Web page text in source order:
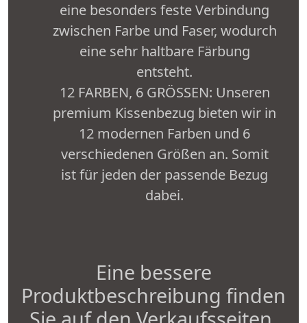
eine besonders feste Verbindung
zwischen Farbe und Faser, wodurch
eine sehr haltbare Färbung
entsteht.
12 FARBEN, 6 GRÖSSEN: Unseren
premium Kissenbezug bieten wir in
12 modernen Farben und 6
verschiedenen Größen an. Somit
ist für jeden der passende Bezug
dabei.
Eine bessere
Produktbeschreibung finden